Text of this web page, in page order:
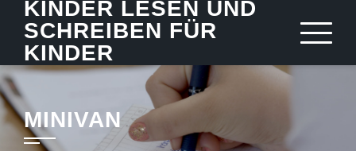
content
KINDER LESEN UND
SCHREIBEN FÜR
KINDER
MINIVAN